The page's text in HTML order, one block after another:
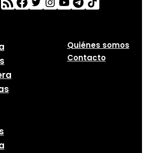
Quiénes somos
Contacto